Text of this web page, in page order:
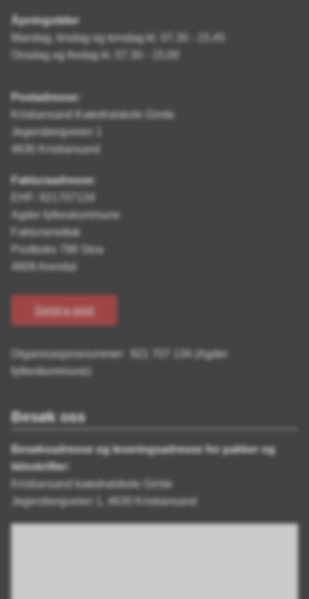
Åpningstider
Mandag, tirsdag og torsdag kl. 07.30 - 15.45
Onsdag og fredag kl. 07.30 - 15.00
Postadresse:
Kristiansand Katedralskole Gimle
Jegersbergveien 1
4630 Kristiansand
Fakturaadresse:
EHF: 921707134
Agder fylkeskommune
Fakturamottak
Postboks 788 Stoa
4809 Arendal
Send e-post
Organisasjonsnummer: 921 707 134 (Agder
fylkeskommune)
Besøk oss
Besøksadresse og leveringsadresse for pakker og
tidsskrifter:
Kristiansand katedralskole Gimle
Jegersbergveien 1, 4630 Kristiansand